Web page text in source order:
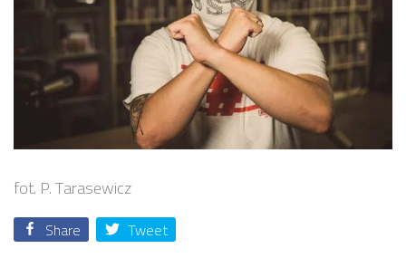
fot. P. Tarasewicz
Share Tweet